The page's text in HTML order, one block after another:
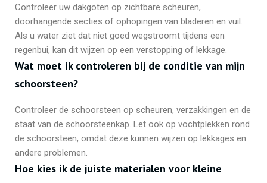
Controleer uw dakgoten op zichtbare scheuren,
doorhangende secties of ophopingen van bladeren en vuil.
Als u water ziet dat niet goed wegstroomt tijdens een
regenbui, kan dit wijzen op een verstopping of lekkage.
Wat moet ik controleren bij de conditie van mijn
schoorsteen?
Controleer de schoorsteen op scheuren, verzakkingen en de
staat van de schoorsteenkap. Let ook op vochtplekken rond
de schoorsteen, omdat deze kunnen wijzen op lekkages en
andere problemen.
Hoe kies ik de juiste materialen voor kleine